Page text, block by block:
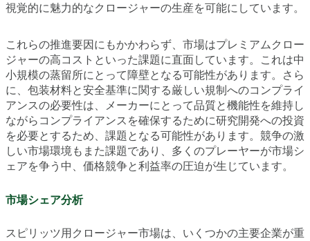
視覚的に魅力的なクロージャーの生産を可能にしています。
これらの推進要因にもかかわらず、市場はプレミアムクロー
ジャーの高コストといった課題に直面しています。これは中
小規模の蒸留所にとって障壁となる可能性があります。さら
に、包装材料と安全基準に関する厳しい規制へのコンプライ
アンスの必要性は、メーカーにとって品質と機能性を維持し
ながらコンプライアンスを確保するために研究開発への投資
を必要とするため、課題となる可能性があります。競争の激
しい市場環境もまた課題であり、多くのプレーヤーが市場シ
ェアを争う中、価格競争と利益率の圧迫が生じています。
市場シェア分析
スピリッツ用クロージャー市場は、いくつかの主要企業が重